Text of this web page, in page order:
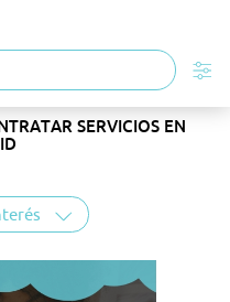
SERVICIOS EN